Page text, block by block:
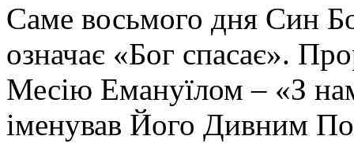
Саме восьмого дня Син
означає «Бог спасає».
Месію Емануїлом – «З
іменував Його Дивним